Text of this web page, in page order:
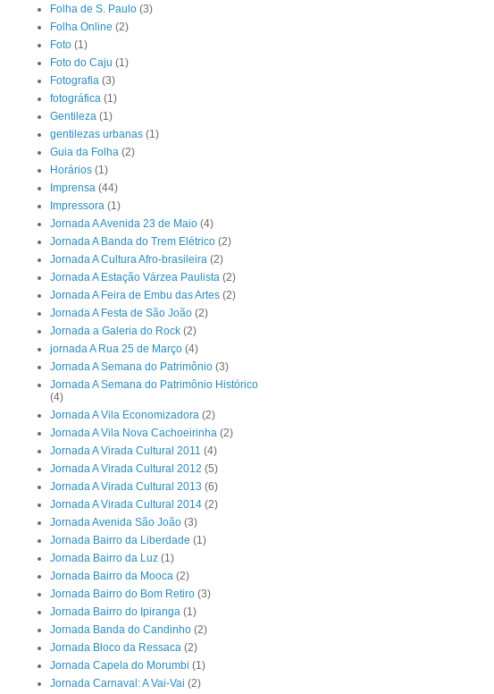
Folha de S. Paulo (3)
Folha Online (2)
Foto (1)
Foto do Caju (1)
Fotografia (3)
fotográfica (1)
Gentileza (1)
gentilezas urbanas (1)
Guia da Folha (2)
Horários (1)
Imprensa (44)
Impressora (1)
Jornada A Avenida 23 de Maio (4)
Jornada A Banda do Trem Elétrico (2)
Jornada A Cultura Afro-brasileira (2)
Jornada A Estação Várzea Paulista (2)
Jornada A Feira de Embu das Artes (2)
Jornada A Festa de São João (2)
Jornada a Galeria do Rock (2)
jornada A Rua 25 de Março (4)
Jornada A Semana do Patrimônio (3)
Jornada A Semana do Patrimônio Histórico
(4)
Jornada A Vila Economizadora (2)
Jornada A Vila Nova Cachoeirinha (2)
Jornada A Virada Cultural 2011 (4)
Jornada A Virada Cultural 2012 (5)
Jornada A Virada Cultural 2013 (6)
Jornada A Virada Cultural 2014 (2)
Jornada Avenida São João (3)
Jornada Bairro da Liberdade (1)
Jornada Bairro da Luz (1)
Jornada Bairro da Mooca (2)
Jornada Bairro do Bom Retiro (3)
Jornada Bairro do Ipiranga (1)
Jornada Banda do Candinho (2)
Jornada Bloco da Ressaca (2)
Jornada Capela do Morumbi (1)
Jornada Carnaval: A Vai-Vai (2)